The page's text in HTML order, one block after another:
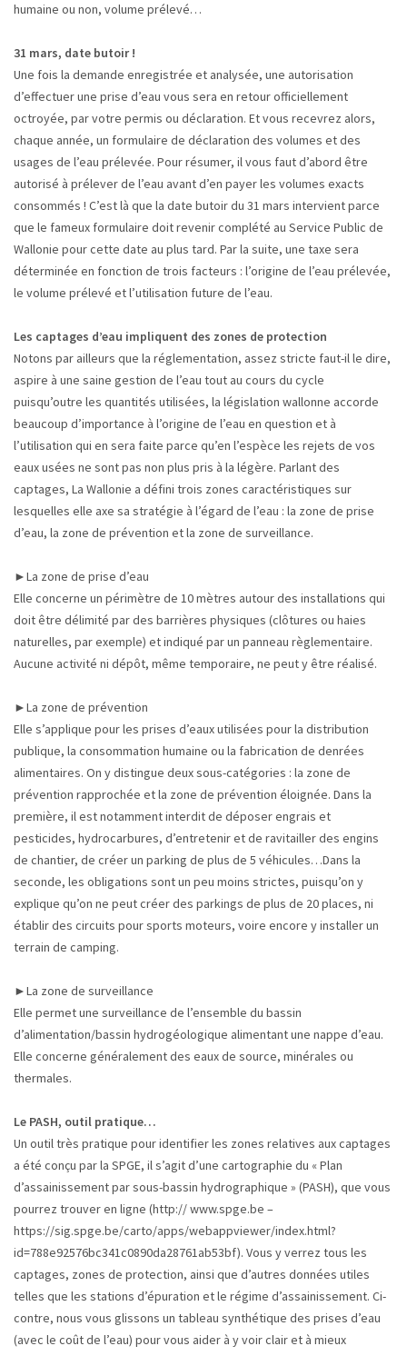
humaine ou non, volume prélevé…
31 mars, date butoir !
Une fois la demande enregistrée et analysée, une autorisation
d’effectuer une prise d’eau vous sera en retour officiellement
octroyée, par votre permis ou déclaration. Et vous recevrez alors,
chaque année, un formulaire de déclaration des volumes et des
usages de l’eau prélevée. Pour résumer, il vous faut d’abord être
autorisé à prélever de l’eau avant d’en payer les volumes exacts
consommés ! C’est là que la date butoir du 31 mars intervient parce
que le fameux formulaire doit revenir complété au Service Public de
Wallonie pour cette date au plus tard. Par la suite, une taxe sera
déterminée en fonction de trois facteurs : l’origine de l’eau prélevée,
le volume prélevé et l’utilisation future de l’eau.
Les captages d’eau impliquent des zones de protection
Notons par ailleurs que la réglementation, assez stricte faut-il le dire,
aspire à une saine gestion de l’eau tout au cours du cycle
puisqu’outre les quantités utilisées, la législation wallonne accorde
beaucoup d’importance à l’origine de l’eau en question et à
l’utilisation qui en sera faite parce qu’en l’espèce les rejets de vos
eaux usées ne sont pas non plus pris à la légère. Parlant des
captages, La Wallonie a défini trois zones caractéristiques sur
lesquelles elle axe sa stratégie à l’égard de l’eau : la zone de prise
d’eau, la zone de prévention et la zone de surveillance.
►La zone de prise d’eau
Elle concerne un périmètre de 10 mètres autour des installations qui
doit être délimité par des barrières physiques (clôtures ou haies
naturelles, par exemple) et indiqué par un panneau règlementaire.
Aucune activité ni dépôt, même temporaire, ne peut y être réalisé.
►La zone de prévention
Elle s’applique pour les prises d’eaux utilisées pour la distribution
publique, la consommation humaine ou la fabrication de denrées
alimentaires. On y distingue deux sous-catégories : la zone de
prévention rapprochée et la zone de prévention éloignée. Dans la
première, il est notamment interdit de déposer engrais et
pesticides, hydrocarbures, d’entretenir et de ravitailler des engins
de chantier, de créer un parking de plus de 5 véhicules…Dans la
seconde, les obligations sont un peu moins strictes, puisqu’on y
explique qu’on ne peut créer des parkings de plus de 20 places, ni
établir des circuits pour sports moteurs, voire encore y installer un
terrain de camping.
►La zone de surveillance
Elle permet une surveillance de l’ensemble du bassin
d’alimentation/bassin hydrogéologique alimentant une nappe d’eau.
Elle concerne généralement des eaux de source, minérales ou
thermales.
Le PASH, outil pratique…
Un outil très pratique pour identifier les zones relatives aux captages
a été conçu par la SPGE, il s’agit d’une cartographie du « Plan
d’assainissement par sous-bassin hydrographique » (PASH), que vous
pourrez trouver en ligne (http:// www.spge.be –
https://sig.spge.be/carto/apps/webappviewer/index.html?
id=788e92576bc341c0890da28761ab53bf). Vous y verrez tous les
captages, zones de protection, ainsi que d’autres données utiles
telles que les stations d’épuration et le régime d’assainissement. Ci-
contre, nous vous glissons un tableau synthétique des prises d’eau
(avec le coût de l’eau) pour vous aider à y voir clair et à mieux